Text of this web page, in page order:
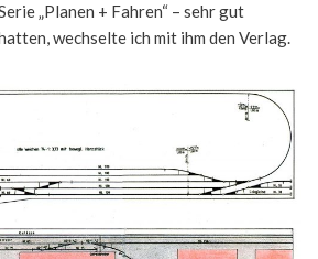
„Planen + Fahren“ – sehr gut
wechselte ich mit ihm den Verlag.